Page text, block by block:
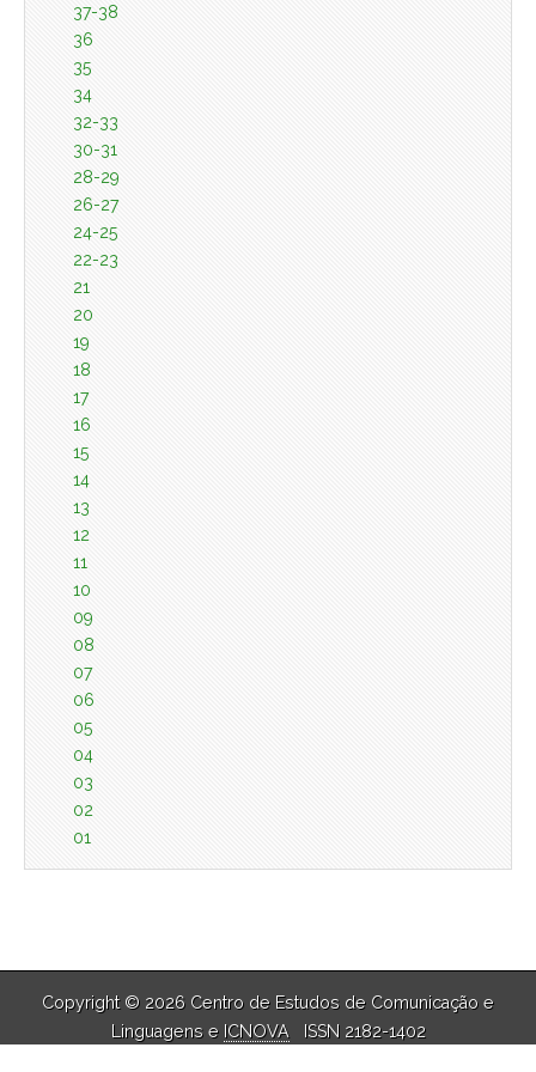
37-38
36
35
34
32-33
30-31
28-29
26-27
24-25
22-23
21
20
19
18
17
16
15
14
13
12
11
10
09
08
07
06
05
04
03
02
01
Copyright © 2026 Centro de Estudos de Comunicação e
Linguagens e ICNOVAISSN 2182-1402